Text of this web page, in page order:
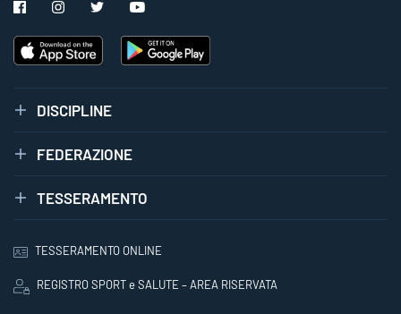
DISCIPLINE
FEDERAZIONE
TESSERAMENTO
TESSERAMENTO ONLINE
REGISTRO SPORT e SALUTE – AREA RISERVATA